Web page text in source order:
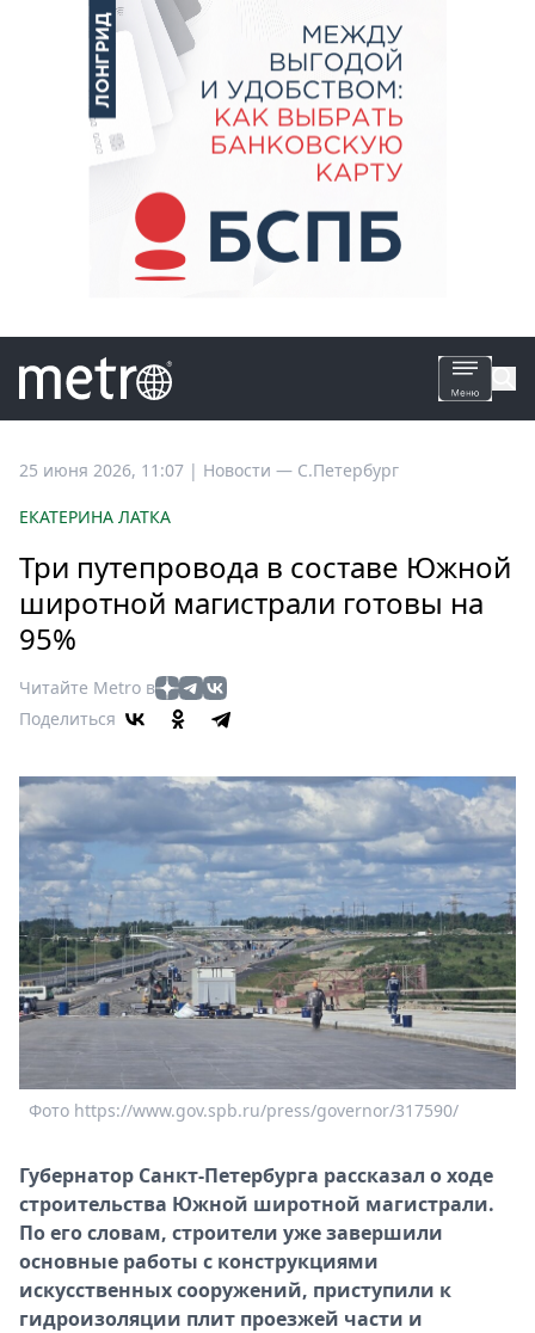
Все
Россия
Мир
Туризм
Мода
Театр
Кино
Афиша
Книги
Выставки
Пресс-
релизы
О
Стримы
Спецпроекты
Звезды
2026
Скачай
Metro
25 июня 2026, 11:07 | Новости — С.Петербург
ЕКАТЕРИНА ЛАТКА
Три путепровода в составе Южной
широтной магистрали готовы на
95%
Читайте Metro в
Поделиться
Фото https://www.gov.spb.ru/press/governor/317590/
Губернатор Санкт-Петербурга рассказал о ходе
строительства Южной широтной магистрали.
По его словам, строители уже завершили
основные работы с конструкциями
искусственных сооружений, приступили к
гидроизоляции плит проезжей части и